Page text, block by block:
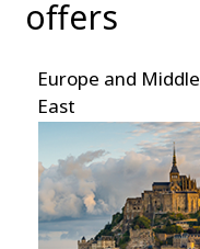
offers
Europe and Middle
East